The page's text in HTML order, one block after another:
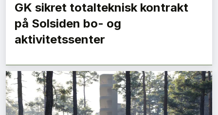
GK sikret totalteknisk kontrakt
på Solsiden bo- og
aktivitetssenter